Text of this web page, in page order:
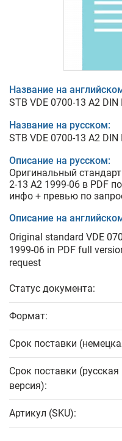
Название на
STB VDE 0700-13 A2
Название на русском:
STB VDE 0700-13 A2
Описание на русском:
Оригинальный
2-13 A2 1999-06 в PDF
инфо + превью по
Описание на
Original standard VDE
1999-06 in PDF full
request
Статус документа:
Формат:
Срок поставки
Срок поставки (русская
версия):
Артикул (SKU):